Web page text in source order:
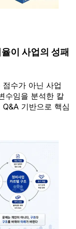
이 사업의 성패
수가 아닌 사업
수임을 분석한 칼
기반으로 핵심